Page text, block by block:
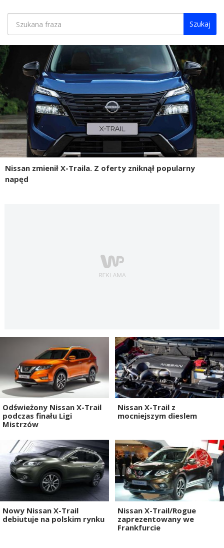
Szukaj
Nissan zmienił X-Traila. Z oferty zniknął popularny
napęd
Odświeżony Nissan X-Trail
podczas finału Ligi
Mistrzów
Nissan X-Trail z
mocniejszym dieslem
Nowy Nissan X-Trail
debiutuje na polskim rynku
Nissan X-Trail/Rogue
zaprezentowany we
Frankfurcie